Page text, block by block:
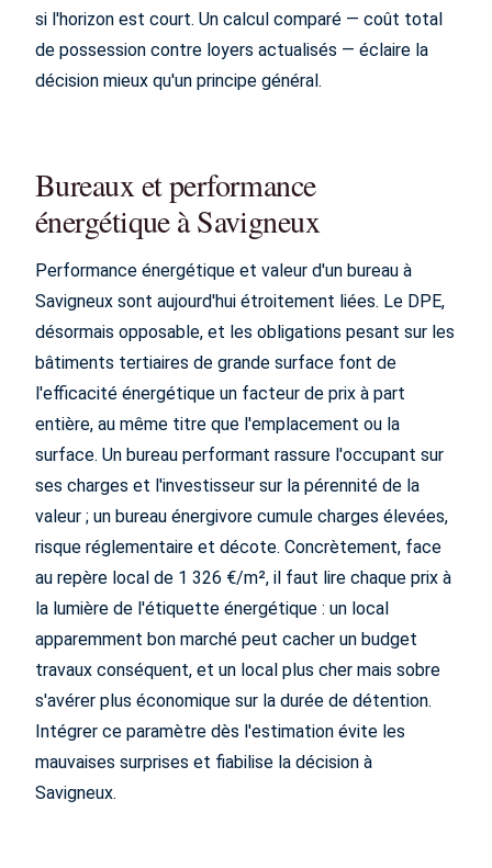
si l'horizon est court. Un calcul comparé — coût total
de possession contre loyers actualisés — éclaire la
décision mieux qu'un principe général.
Bureaux et performance
énergétique à Savigneux
Performance énergétique et valeur d'un bureau à
Savigneux sont aujourd'hui étroitement liées. Le DPE,
désormais opposable, et les obligations pesant sur les
bâtiments tertiaires de grande surface font de
l'efficacité énergétique un facteur de prix à part
entière, au même titre que l'emplacement ou la
surface. Un bureau performant rassure l'occupant sur
ses charges et l'investisseur sur la pérennité de la
valeur ; un bureau énergivore cumule charges élevées,
risque réglementaire et décote. Concrètement, face
au repère local de 1 326 €/m², il faut lire chaque prix à
la lumière de l'étiquette énergétique : un local
apparemment bon marché peut cacher un budget
travaux conséquent, et un local plus cher mais sobre
s'avérer plus économique sur la durée de détention.
Intégrer ce paramètre dès l'estimation évite les
mauvaises surprises et fiabilise la décision à
Savigneux.